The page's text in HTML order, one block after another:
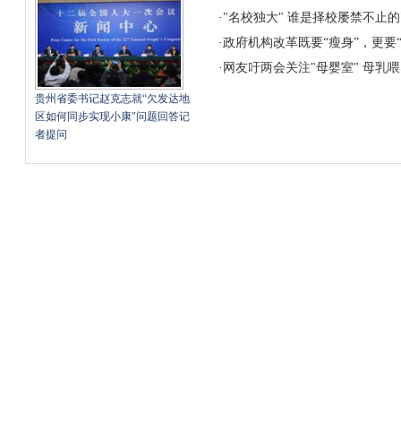
贵州省委书记赵克志就“欠发达地
区如何同步实现小康"问题回答记
者提问
· "名校独大" 谁是择校屡禁不止
·政府机构改革既要“瘦身”，更要
· 网友吁两会关注"母婴室" 母乳